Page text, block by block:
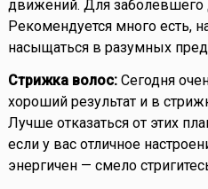
движений. Для заболевшего
Рекомендуется много есть,
насыщаться в разумных
Стрижка волос:Сегодня
хороший результат и в
Лучше отказаться от этих
если у вас отличное
энергичен — смело